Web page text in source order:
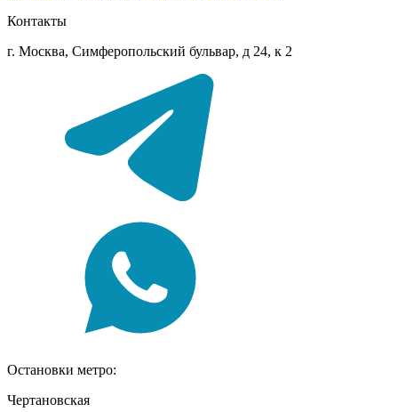
Контакты
г. Москва, Симферопольский бульвар, д 24, к 2
Остановки метро:
Чертановская